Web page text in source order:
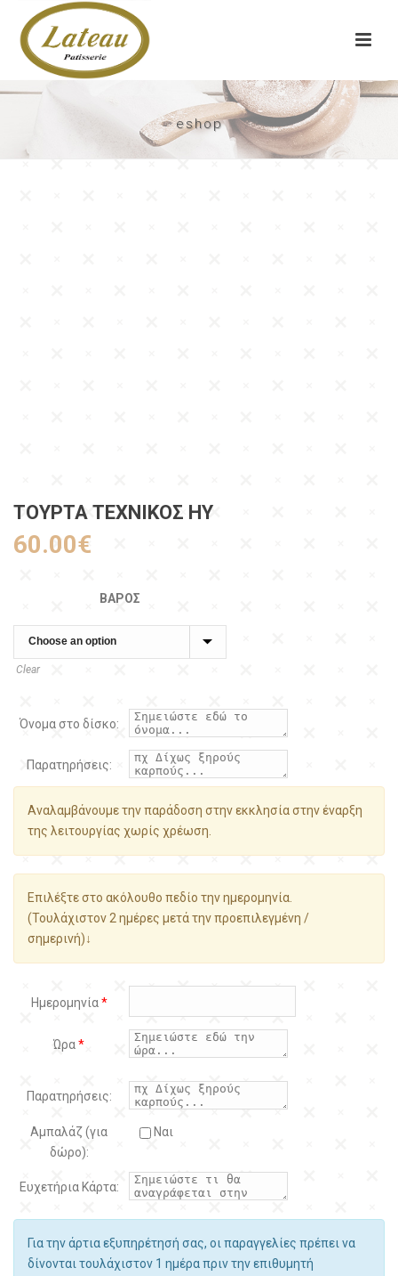
eshop
ΤΟΥΡΤΑ ΤΕΧΝΙΚΌΣ ΗΥ
60.00€
ΒΆΡΟΣ
Clear
Όνομα στο δίσκο:
Παρατηρήσεις:
Αναλαμβάνουμε την παράδοση στην εκκλησία στην έναρξη
της λειτουργίας χωρίς χρέωση.
Επιλέξτε στο ακόλουθο πεδίο την ημερομηνία.
(Τουλάχιστον 2 ημέρες μετά την προεπιλεγμένη /
σημερινή)↓
Ημερομηνία*
Ώρα*
Παρατηρήσεις:
Αμπαλάζ (για
δώρο):
Ναι
Ευχετήρια Κάρτα:
Για την άρτια εξυπηρέτησή σας, οι παραγγελίες πρέπει να
δίνονται τουλάχιστον 1 ημέρα πριν την επιθυμητή